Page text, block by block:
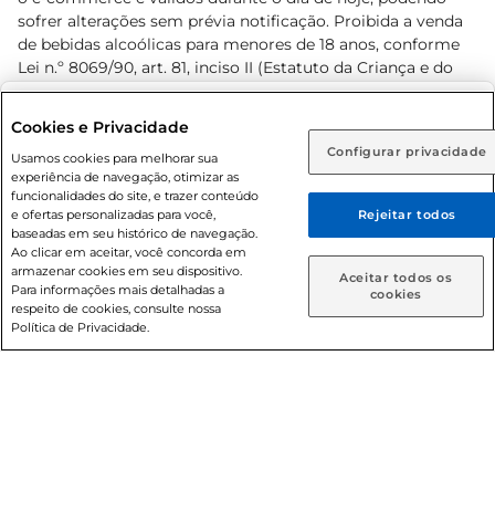
Rio de Janeiro (RJ) Goiás (GO)
Ou
Caso queira comprar online, informe como deseja receber
suas compras:
Entrega em casa Retire em Loja
sofrer alterações sem prévia notificação. Proibida a venda
de bebidas alcoólicas para menores de 18 anos, conforme
Lei n.º 8069/90, art. 81, inciso II (Estatuto da Criança e do
Adolescente). Preços e condições exclusivos para o
prévio. O valor mínimo para as compras on-line é de R$
80,00.
© 2026 Copyright. Todos os direitos
reservados Prezunic.
Cookies e Privacidade
Usamos cookies para melhorar sua
experiência de navegação, otimizar as
funcionalidades do site, e trazer conteúdo
e ofertas personalizadas para você,
baseadas em seu histórico de navegação.
Ao clicar em aceitar, você concorda em
armazenar cookies em seu dispositivo.
Para informações mais detalhadas a
respeito de cookies, consulte nossa
Política de Privacidade.
Configurar privacidade
Rejeitar todos
Aceitar todos os
cookies